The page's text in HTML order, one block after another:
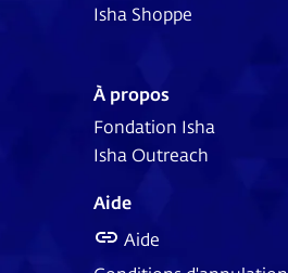
Isha Shoppe
À propos
Fondation Isha
Isha Outreach
Aide
Aide